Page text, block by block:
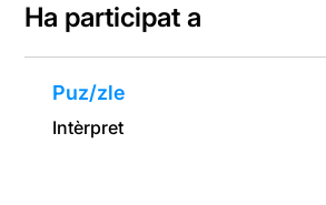
Ha participat a
Puz/zle
Intèrpret